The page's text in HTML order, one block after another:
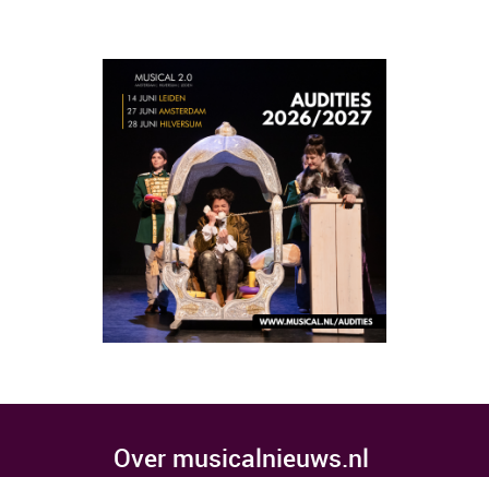
over musicalnieuws.nl